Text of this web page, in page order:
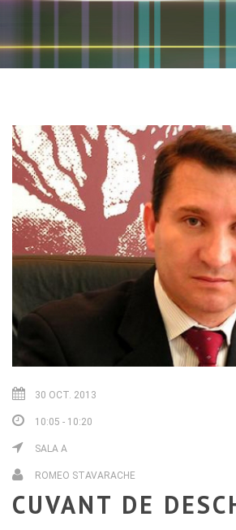
30 OCT. 2013
10:05 - 10:20
SALA A
ROMEO STAVARACHE
CUVANT DE